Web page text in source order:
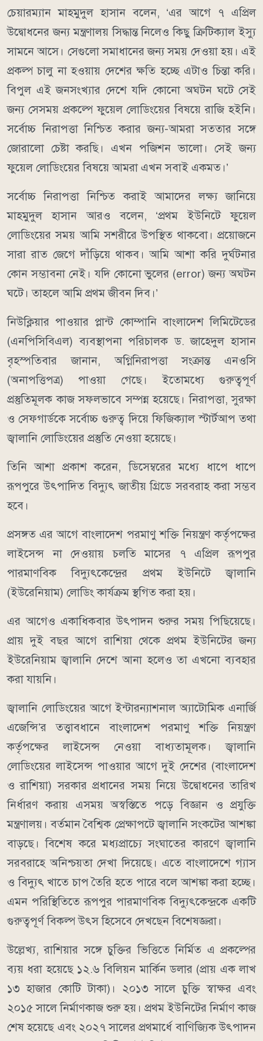
চেয়ারম্যান মাহমুদুল হাসান বলেন, ‘এর আগে ৭ এপ্রিল
উদ্বোধনের জন্য মন্ত্রণালয় সিদ্ধান্ত নিলেও কিছু ক্রিটিক্যাল ইস্যু
সামনে আসে। সেগুলো সমাধানের জন্য সময় দেওয়া হয়। এই
প্রকল্প চালু না হওয়ায় দেশের ক্ষতি হচ্ছে এটাও চিন্তা করি।
বিপুল এই জনসংখ্যার দেশে যদি কোনো অঘটন ঘটে সেই
জন্য সেসময় প্রকল্পে ফুয়েল লোডিংয়ের বিষয়ে রাজি হইনি।
সর্বোচ্চ নিরাপত্তা নিশ্চিত করার জন্য-আমরা সততার সঙ্গে
জোরালো চেষ্টা করছি। এখন পজিশন ভালো। সেই জন্য
ফুয়েল লোডিংয়ের বিষয়ে আমরা এখন সবাই একমত।’
সর্বোচ্চ নিরাপত্তা নিশ্চিত করাই আমাদের লক্ষ্য জানিয়ে
মাহমুদুল হাসান আরও বলেন, ‘প্রথম ইউনিটে ফুয়েল
লোডিংয়ের সময় আমি সশরীরে উপস্থিত থাকবো। প্রয়োজনে
সারা রাত জেগে দাঁড়িয়ে থাকব। আমি আশা করি দুর্ঘটনার
কোন সম্ভাবনা নেই। যদি কোনো ভুলের (error) জন্য অঘটন
ঘটে। তাহলে আমি প্রথম জীবন দিব।’
নিউক্লিয়ার পাওয়ার প্লান্ট কোম্পানি বাংলাদেশ লিমিটেডের
(এনপিসিবিএল) ব্যবস্থাপনা পরিচালক ড. জাহেদুল হাসান
বৃহস্পতিবার জানান, অগ্নিনিরাপত্তা সংক্রান্ত এনওসি
(অনাপত্তিপত্র) পাওয়া গেছে। ইতোমধ্যে গুরুত্বপূর্ণ
প্রস্তুতিমূলক কাজ সফলভাবে সম্পন্ন হয়েছে। নিরাপত্তা, সুরক্ষা
ও সেফগার্ডকে সর্বোচ্চ গুরুত্ব দিয়ে ফিজিক্যাল স্টার্টআপ তথা
জ্বালানি লোডিংয়ের প্রস্তুতি নেওয়া হয়েছে।
তিনি আশা প্রকাশ করেন, ডিসেম্বরের মধ্যে ধাপে ধাপে
রূপপুরে উৎপাদিত বিদ্যুৎ জাতীয় গ্রিডে সরবরাহ করা সম্ভব
হবে।
প্রসঙ্গত এর আগে বাংলাদেশ পরমাণু শক্তি নিয়ন্ত্রণ কর্তৃপক্ষের
লাইসেন্স না দেওয়ায় চলতি মাসের ৭ এপ্রিল রূপপুর
পারমাণবিক বিদ্যুৎকেন্দ্রের প্রথম ইউনিটে জ্বালানি
(ইউরেনিয়াম) লোডিং কার্যক্রম স্থগিত করা হয়।
এর আগেও একাধিকবার উৎপাদন শুরুর সময় পিছিয়েছে।
প্রায় দুই বছর আগে রাশিয়া থেকে প্রথম ইউনিটের জন্য
ইউরেনিয়াম জ্বালানি দেশে আনা হলেও তা এখনো ব্যবহার
করা যায়নি।
জ্বালানি লোডিংয়ের আগে ইন্টারন্যাশনাল অ্যাটোমিক এনার্জি
এজেন্সি’র তত্ত্বাবধানে বাংলাদেশ পরমাণু শক্তি নিয়ন্ত্রণ
কর্তৃপক্ষের লাইসেন্স নেওয়া বাধ্যতামূলক। জ্বালানি
লোডিংয়ের লাইসেন্স পাওয়ার আগে দুই দেশের (বাংলাদেশ
ও রাশিয়া) সরকার প্রধানের সময় নিয়ে উদ্বোধনের তারিখ
নির্ধারণ করায় এসময় অস্বস্তিতে পড়ে বিজ্ঞান ও প্রযুক্তি
মন্ত্রণালয়। বর্তমান বৈশ্বিক প্রেক্ষাপটে জ্বালানি সংকটের আশঙ্কা
বাড়ছে। বিশেষ করে মধ্যপ্রাচ্যে সংঘাতের কারণে জ্বালানি
সরবরাহে অনিশ্চয়তা দেখা দিয়েছে। এতে বাংলাদেশে গ্যাস
ও বিদ্যুৎ খাতে চাপ তৈরি হতে পারে বলে আশঙ্কা করা হচ্ছে।
এমন পরিস্থিতিতে রূপপুর পারমাণবিক বিদ্যুৎকেন্দ্রকে একটি
গুরুত্বপূর্ণ বিকল্প উৎস হিসেবে দেখছেন বিশেষজ্ঞরা।
উল্লেখ্য, রাশিয়ার সঙ্গে চুক্তির ভিত্তিতে নির্মিত এ প্রকল্পের
ব্যয় ধরা হয়েছে ১২.৬ বিলিয়ন মার্কিন ডলার (প্রায় এক লাখ
১৩ হাজার কোটি টাকা)। ২০১৩ সালে চুক্তি স্বাক্ষর এবং
২০১৫ সালে নির্মাণকাজ শুরু হয়। প্রথম ইউনিটের নির্মাণ কাজ
শেষ হয়েছে এবং ২০২৭ সালের প্রথমার্ধে বাণিজ্যিক উৎপাদন